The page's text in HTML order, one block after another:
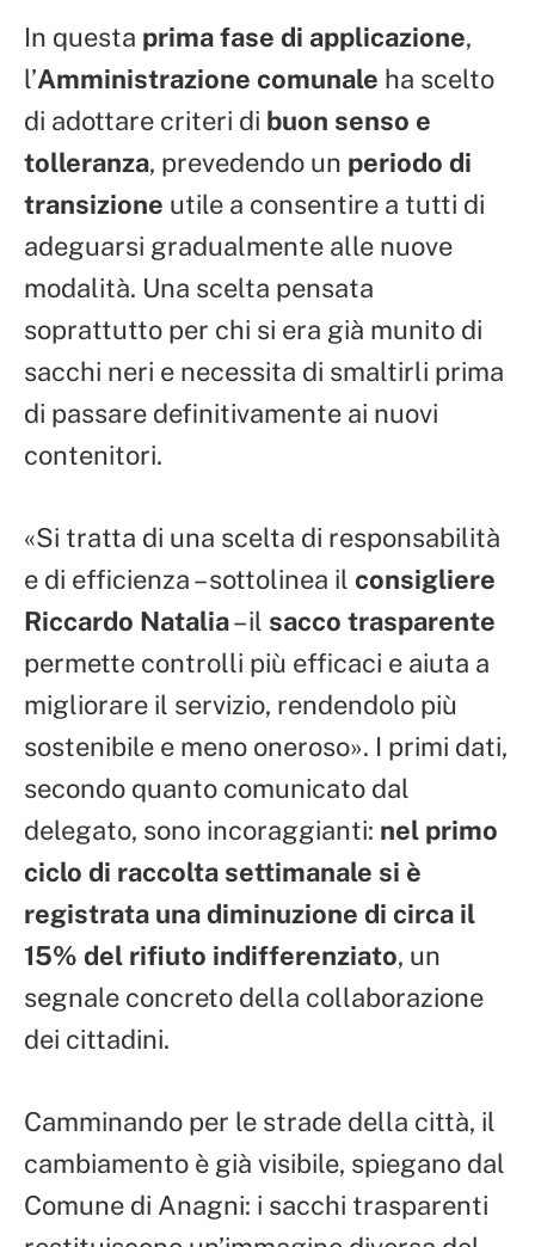
In questa prima fase di applicazione,
l’Amministrazione comunale ha scelto
di adottare criteri di buon senso e
tolleranza, prevedendo un periodo di
transizione utile a consentire a tutti di
adeguarsi gradualmente alle nuove
modalità. Una scelta pensata
soprattutto per chi si era già munito di
sacchi neri e necessita di smaltirli prima
di passare definitivamente ai nuovi
contenitori.
«Si tratta di una scelta di responsabilità
e di efficienza – sottolinea il consigliere
Riccardo Natalia– il sacco trasparente
permette controlli più efficaci e aiuta a
migliorare il servizio, rendendolo più
sostenibile e meno oneroso». I primi dati,
secondo quanto comunicato dal
delegato, sono incoraggianti: nel primo
ciclo di raccolta settimanale si è
registrata una diminuzione di circa il
15% del rifiuto indifferenziato, un
segnale concreto della collaborazione
dei cittadini.
Camminando per le strade della città, il
cambiamento è già visibile, spiegano dal
Comune di Anagni: i sacchi trasparenti